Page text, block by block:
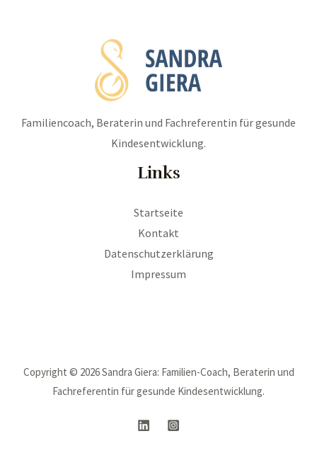
Familiencoach, Beraterin und Fachreferentin für gesunde
Kindesentwicklung.
Links
Startseite
Kontakt
Datenschutzerklärung
Impressum
Copyright © 2026 Sandra Giera: Familien-Coach, Beraterin und
Fachreferentin für gesunde Kindesentwicklung.